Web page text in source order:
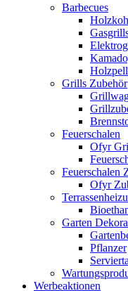
Barbecues
Grills Zubehör
Feuerschalen
Ofyr
Feuerschalen
Ofyr
Garten
Pflanzer
Werbeaktionen